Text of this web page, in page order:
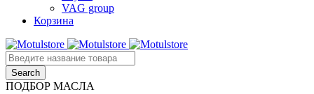
VAG group
Корзина
ПОДБОР МАСЛА